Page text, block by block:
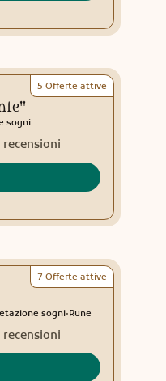
5 Offerte attive
sogni
recensioni
7 Offerte attive
sogni.Rune
recensioni